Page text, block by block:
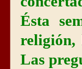
Ésta
religión,
Las